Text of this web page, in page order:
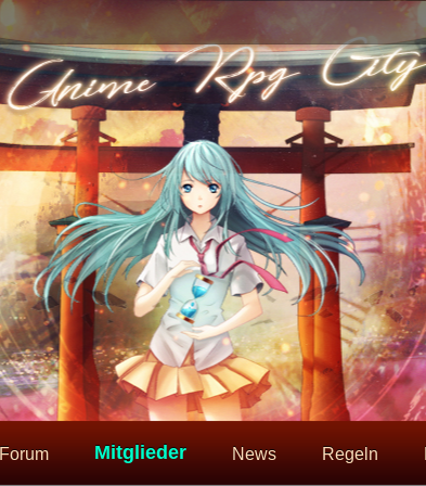
Forum Mitglieder News Regeln